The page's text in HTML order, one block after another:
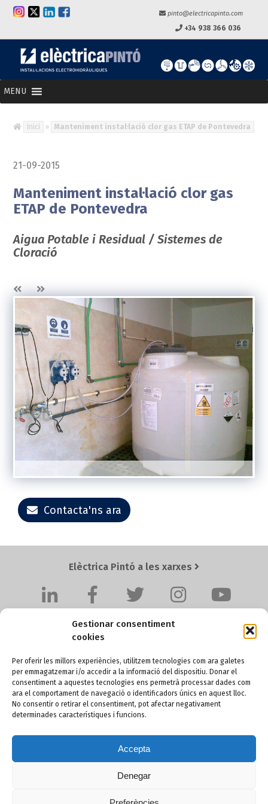
Gestionar consentiment
cookies
Per oferir les millors experiències, utilitzem tecnologies com ara galetes
per emmagatzemar i/o accedir a la informació del dispositiu. Donar el
consentiment a aquestes tecnologies ens permetrà processar dades com
ara el comportament de navegació o identificadors únics en aquest lloc.
No consentir o retirar el consentiment, pot afectar negativament
determinades característiques i funcions.
Accepta
Denegar
pinto@electricapinto.com
+34 938 366 036
MENU
Inici » Manteniment instal·lació clor gas ETAP de Pontevedra
21-09-2015
Manteniment instal·lació clor gas
ETAP de Pontevedra
Aigua Potable i Residual / Sistemes de
Cloració
Contacta'ns ara
Elèctrica Pintó a les xarxes
Elèctrica Pintó SL
Pol. Ind. Santa Anna I, Ctra. BV-4511 Km. 4,2
08251 SANTPEDOR (Barcelona) - SPAIN